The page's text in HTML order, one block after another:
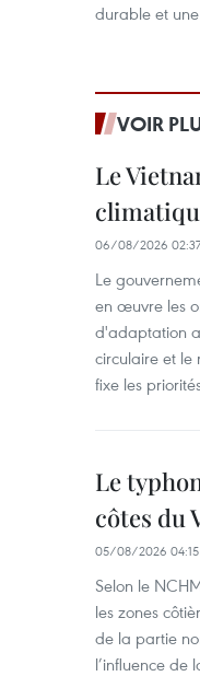
durable et
VOIR
Le
06/08/2026 02:37
Le
en œuvre les
d'adaptation
circulaire et le
fixe les
Le
côtes du
05/08/2026 04:15
Selon le
les zones
de la partie
l’influence